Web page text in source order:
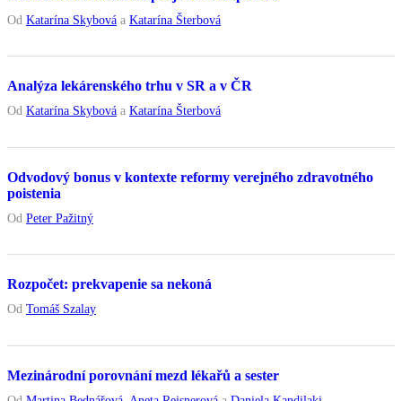
Od Katarína Skybová a Katarína Šterbová
Analýza lekárenského trhu v SR a v ČR
Od Katarína Skybová a Katarína Šterbová
Odvodový bonus v kontexte reformy verejného zdravotného
poistenia
Od Peter Pažitný
Rozpočet: prekvapenie sa nekoná
Od Tomáš Szalay
Mezinárodní porovnání mezd lékařů a sester